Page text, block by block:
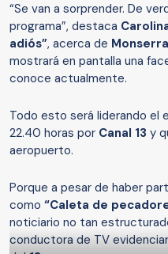
“Se van a sorprender. De
programa”, destaca
adiós”, acerca de
mostrará en pantalla una
conoce actualmente.
Todo esto será liderando el
22.40 horas por Canal 13 y
aeropuerto.
Porque a pesar de haber
como “Caleta de
noticiario no tan
conductora de TV